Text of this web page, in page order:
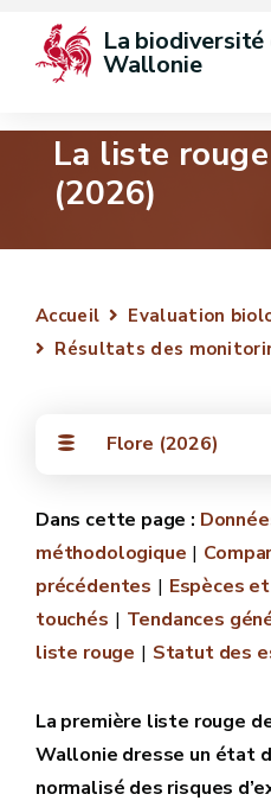
La biodiversité
Wallonie
La liste
(2026)
Accueil
Evaluation
Résultats des
Flore (2026)
méthodologique
précédentes
Espèces
touchés
Tendances
liste rouge
Statut des
La première liste rouge
Wallonie dresse un état
normalisé des risques